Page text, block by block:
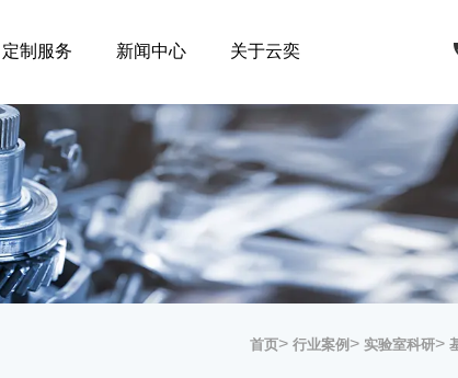
定制服务 新闻中心 关于云奕
首页> 行业案例> 实验室科研>